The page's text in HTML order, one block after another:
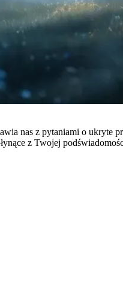
nas z pytaniami o
z Twojej